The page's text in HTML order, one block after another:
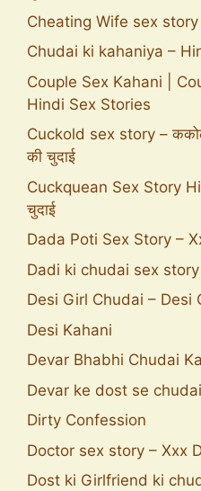
Cheating Wife sex story –
Chudai ki kahaniya –
Couple Sex Kahani |
Hindi Sex Stories
Cuckold sex story –
की चुदाई
Cuckquean Sex Story
चुदाई
Dada Poti Sex Story –
Dadi ki chudai sex story
Desi Girl Chudai – Desi
Desi Kahani
Devar Bhabhi Chudai
Devar ke dost se
Dirty Confession
Doctor sex story – Xxx
Dost ki Girlfriend ki